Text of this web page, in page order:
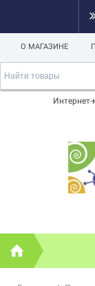
О МАГАЗИНЕ